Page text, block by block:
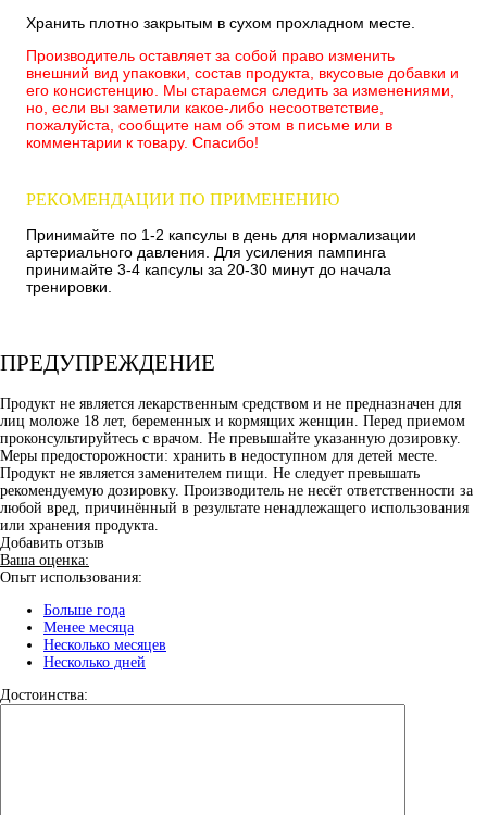
Хранить плотно закрытым в сухом прохладном месте.
Производитель оставляет за собой право изменить
внешний вид упаковки, состав продукта, вкусовые добавки и
его консистенцию. Мы стараемся следить за изменениями,
но, если вы заметили какое-либо несоответствие,
пожалуйста, сообщите нам об этом в письме или в
комментарии к товару. Спасибо!
РЕКОМЕНДАЦИИ ПО ПРИМЕНЕНИЮ
Принимайте по 1-2 капсулы в день для нормализации
артериального давления. Для усиления пампинга
принимайте 3-4 капсулы за 20-30 минут до начала
тренировки.
ПРЕДУПРЕЖДЕНИЕ
Продукт не является лекарственным средством и не предназначен для
лиц моложе 18 лет, беременных и кормящих женщин. Перед приемом
проконсультируйтесь с врачом. Не превышайте указанную дозировку.
Меры предосторожности: хранить в недоступном для детей месте.
Продукт не является заменителем пищи. Не следует превышать
рекомендуемую дозировку. Производитель не несёт ответственности за
любой вред, причинённый в результате ненадлежащего использования
или хранения продукта.
Добавить отзыв
Ваша оценка:
Опыт использования:
Больше года
Менее месяца
Несколько месяцев
Несколько дней
Достоинства: